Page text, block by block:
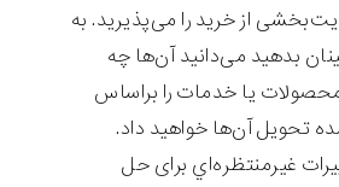
از خرید را می‌پذیرید. به
بدهيد می‌دانید آن‌ها چه
محصولات یا خدمات را براساس
تحویل آن‌ها خواهيد داد.
غیرمنتظره‌اي برای حل